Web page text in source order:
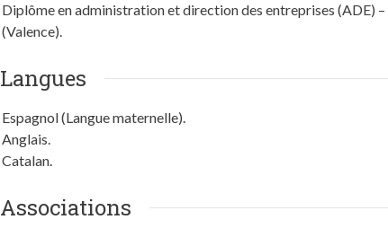
Diplôme en administration et direction des entreprises (ADE) –
(Valence).
Langues
Espagnol (Langue maternelle).
Anglais.
Catalan.
Associations